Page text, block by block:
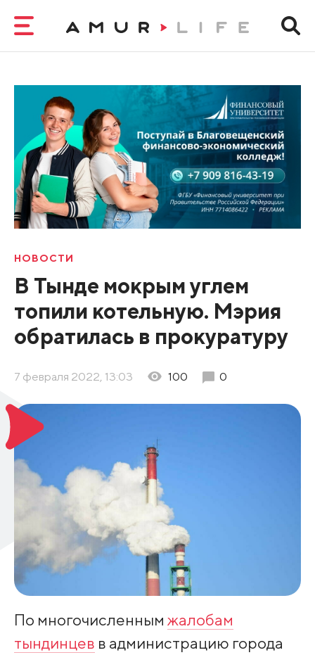
НОВОСТИ
В Тынде мокрым углем
топили котельную. Мэрия
обратилась в прокуратуру
7 февраля 2022, 13:03 100 0
По многочисленным жалобам
тындинцев в администрацию города